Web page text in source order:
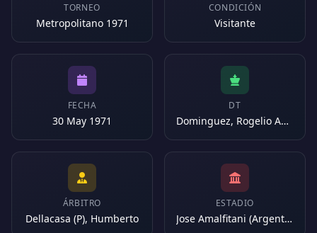
TORNEO
Metropolitano 1971
CONDICIÓN
Visitante
FECHA
30 May 1971
DT
Dominguez, Rogelio Antonio
ÁRBITRO
Dellacasa (P), Humberto
ESTADIO
Jose Amalfitani (Argentina)